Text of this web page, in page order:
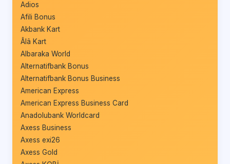
Adios
Afili Bonus
Akbank Kart
Âlâ Kart
Albaraka World
Alternatifbank Bonus
Alternatifbank Bonus Business
American Express
American Express Business Card
Anadolubank Worldcard
Axess Business
Axess exi26
Axess Gold